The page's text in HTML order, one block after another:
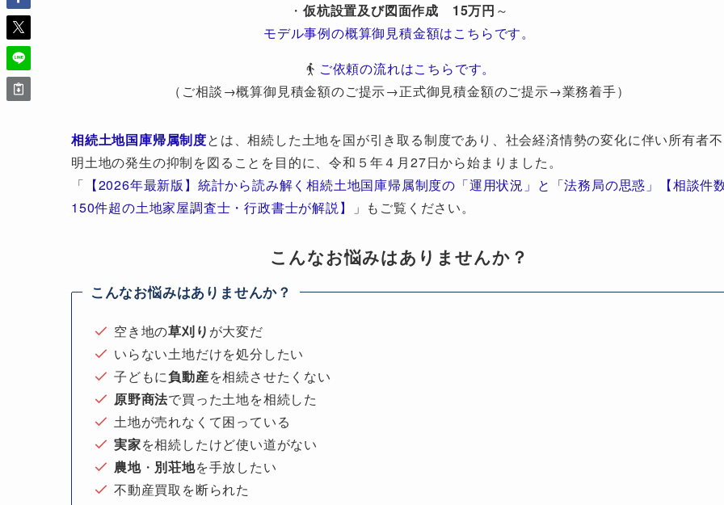
・ 仮杭設置及び図面作成 15万円 ～
モデル事例の概算御見積金額はこちらです。
ご依頼の流れはこちらです。
（ご相談→概算御見積金額のご提示→正式御見積金額のご提示→業務着手）
相続土地国庫帰属制度とは、相続した土地を国が引き取る制度であり、社会経済情勢の変化に伴い所有者不
明土地の発生の抑制を図ることを目的に、令和５年４月27日から始まりました。
「 【2026年最新版】統計から読み解く相続土地国庫帰属制度の「運用状況」と「法務局の思惑」【相談件
150件超の土地家屋調査士・行政書士が解説】
」もご覧ください。
こんなお悩みはありませんか？
こんなお悩みはありませんか？
空き地の草刈り が大変だ
いらない土地だけを処分したい
子どもに負動産を相続させたくない
原野商法で買った土地を相続した
土地が売れなくて困っている
実家を相続したけど使い道がない
農地・ 別荘地を手放したい
不動産買取を断られた